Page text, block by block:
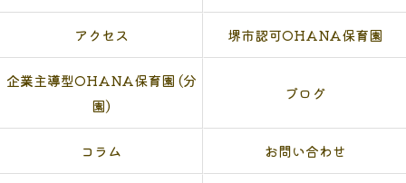
アクセス 堺市認可OHANA保育園
企業主導型OHANA保育園 (分
園)
ブログ
コラム お問い合わせ